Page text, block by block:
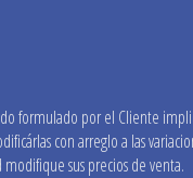
formulado por el Cliente
con arreglo a las
sus precios de venta.